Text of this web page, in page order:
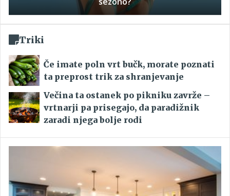
Triki
Če imate poln vrt bučk, morate poznati
ta preprost trik za shranjevanje
Večina ta ostanek po pikniku zavrže –
vrtnarji pa prisegajo, da paradižnik
zaradi njega bolje rodi